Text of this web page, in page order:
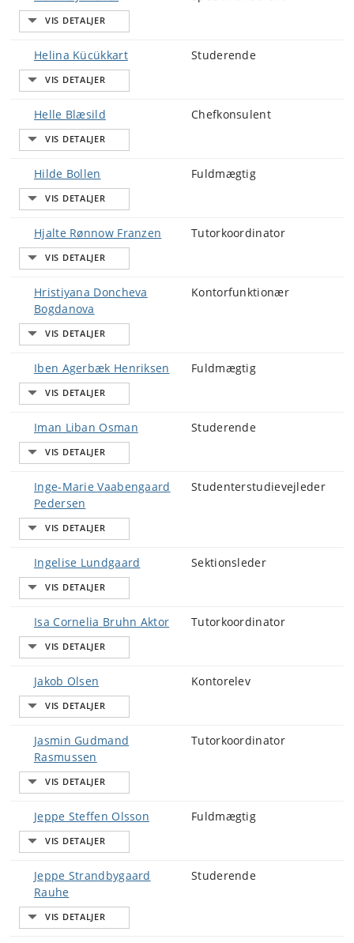
Helina Kücükkart Studerende
Helle Blæsild Chefkonsulent
Hilde Bollen Fuldmægtig
Hjalte Rønnow Franzen Tutorkoordinator
Hristiyana Doncheva
Bogdanova
Kontorfunktionær
Iben Agerbæk Henriksen Fuldmægtig
Iman Liban Osman Studerende
Inge-Marie Vaabengaard
Pedersen
Studenterstudievejleder
Ingelise Lundgaard Sektionsleder
Isa Cornelia Bruhn Aktor Tutorkoordinator
Jakob Olsen Kontorelev
Jasmin Gudmand
Rasmussen
Tutorkoordinator
Jeppe Steffen Olsson Fuldmægtig
Jeppe Strandbygaard
Rauhe
Studerende